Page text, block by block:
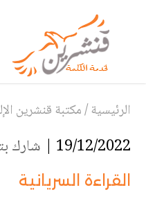
الرئيسية/مكتبة قنشرين
19/12/2022 | شارك
القراءة السريانية